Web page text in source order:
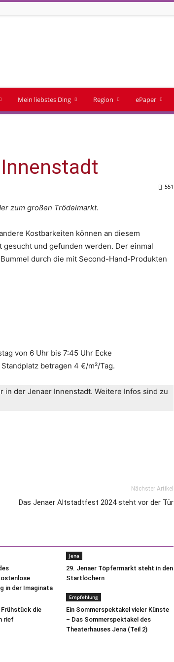
Mein liebstes Ding Region ePaper
551
zum großen Trödelmarkt.
Kostbarkeiten können an diesem
und gefunden werden. Der einmal
durch die mit Second-Hand-Produkten
von 6 Uhr bis 7:45 Uhr Ecke
betragen 4 €/m²/Tag.
in der Jenaer Innenstadt. Weitere Infos sind zu
Nächster Artikel
Das Jenaer Altstadtfest 2024 steht vor der Tür
in der Imaginata
Jena
29. Jenaer Töpfermarkt steht in den
Startlöchern
die
rief
Empfehlung
Ein Sommerspektakel vieler Künste
– Das Sommerspektakel des
Theaterhauses Jena (Teil 2)